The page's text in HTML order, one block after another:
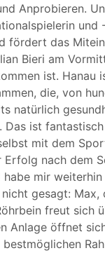
Anprobieren.
fördert das
Bieri am
ist.
die, von
natürlich
ist
mit dem
nach dem
habe mir
gesagt:
freut sich
Anlage öffnet